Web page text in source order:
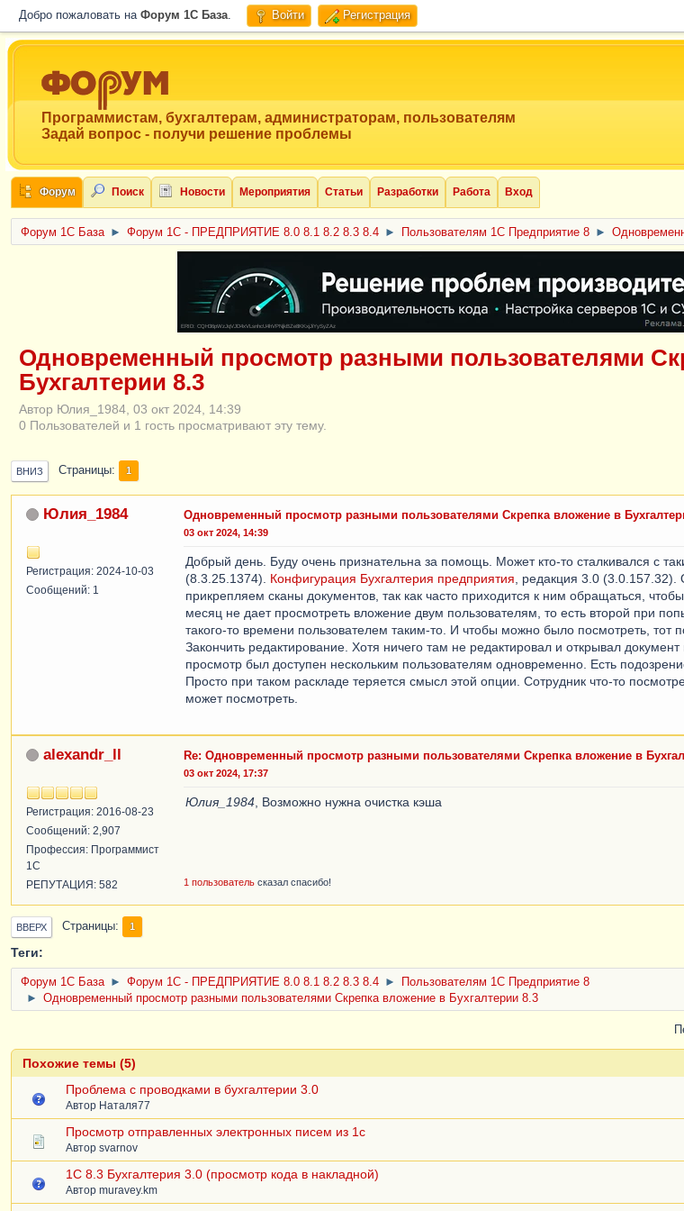
Добро пожаловать на Форум 1C База. Войти Регистрация
Программистам, бухгалтерам, администраторам, пользователям
Задай вопрос - получи решение проблемы
Форум Поиск Новости Мероприятия Статьи Разработки Работа Вход
Форум 1C База ► Форум 1С - ПРЕДПРИЯТИЕ 8.0 8.1 8.2 8.3 8.4 ► Пользователям 1С Предприятие 8 ►
ERID: CQH36pWzJqVJD4xVLsnhcU4hVPNjkBZe8KKxjJiYySyZAz
Одновременный просмотр разными пользователями
Бухгалтерии 8.3
Автор Юлия_1984, 03 окт 2024, 14:39
0 Пользователей и 1 гость просматривают эту тему.
ВНИЗ Страницы 1
Юлия_1984
Регистрация: 2024-10-03
Сообщений: 1
Одновременный просмотр разными пользователями Скрепка вложение в
03 окт 2024, 14:39
Добрый день. Буду очень признательна за помощь. Может кто-то сталкивался с
(8.3.25.1374). Конфигурация Бухгалтерия предприятия , редакция 3.0 (3.0.157.32).
прикрепляем сканы документов, так как часто приходится к ним обращаться,
месяц не дает просмотреть вложение двум пользователям, то есть второй при
такого-то времени пользователем таким-то. И чтобы можно было посмотреть, тот
Закончить редактирование. Хотя ничего там не редактировал и открывал
просмотр был доступен нескольким пользователям одновременно. Есть
Просто при таком раскладе теряется смысл этой опции. Сотрудник что-то
может посмотреть.
alexandr_ll
Регистрация: 2016-08-23
Сообщений: 2,907
Профессия: Программист
1С
РЕПУТАЦИЯ: 582
Re: Одновременный просмотр разными пользователями Скрепка вложение в
03 окт 2024, 17:37
Юлия_1984 , Возможно нужна очистка кэша
1 пользователь сказал спасибо!
ВВЕРХ Страницы 1
Теги:
Форум 1C База ► Форум 1С - ПРЕДПРИЯТИЕ 8.0 8.1 8.2 8.3 8.4 ►
Пользователям 1С Предприятие 8
►
Одновременный просмотр разными пользователями Скрепка вложение в Бухгалтерии 8.3
Похожие темы (5)
Проблема с проводками в бухгалтерии 3.0
Автор Наталя77
Просмотр отправленных электронных писем из 1с
Автор svarnov
1C 8.3 Бухгалтерия 3.0 (просмотр кода в накладной)
Автор muravey.km